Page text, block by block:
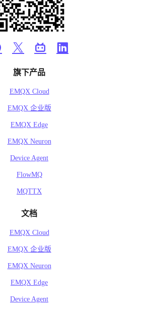
旗下产品
EMQX Cloud
EMQX 企业版
EMQX Edge
EMQX Neuron
Device Agent
FlowMQ
MQTTX
文档
EMQX Cloud
EMQX 企业版
EMQX Neuron
EMQX Edge
Device Agent